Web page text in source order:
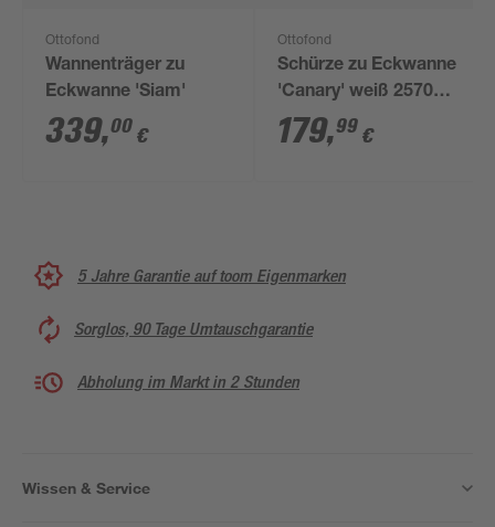
Ottofond
Wannenträger zu
Eckwanne 'Siam'
339,00 €
Ottofond
Schürze zu Eckwanne
'Canary' weiß 2570
mm
179,99 €
5 Jahre Garantie auf toom Eigenmarken
Sorglos, 90 Tage Umtauschgarantie
Abholung im Markt in 2 Stunden
Wissen & Service